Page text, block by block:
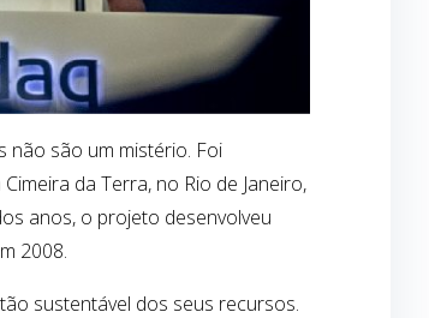
não são um mistério. Foi
da Terra, no Rio de Janeiro,
anos, o projeto desenvolveu
2008.
sustentável dos seus recursos.